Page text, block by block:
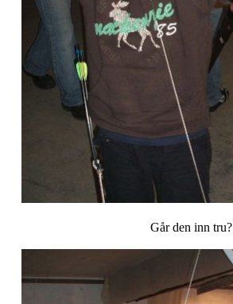
Går den inn tru?